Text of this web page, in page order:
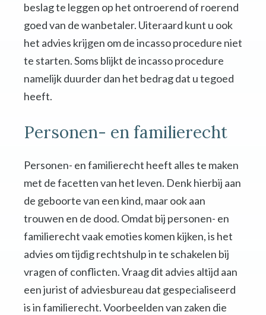
beslag te leggen op het ontroerend of roerend
goed van de wanbetaler. Uiteraard kunt u ook
het advies krijgen om de incasso procedure niet
te starten. Soms blijkt de incasso procedure
namelijk duurder dan het bedrag dat u tegoed
heeft.
Personen- en familierecht
Personen- en familierecht heeft alles te maken
met de facetten van het leven. Denk hierbij aan
de geboorte van een kind, maar ook aan
trouwen en de dood. Omdat bij personen- en
familierecht vaak emoties komen kijken, is het
advies om tijdig rechtshulp in te schakelen bij
vragen of conflicten. Vraag dit advies altijd aan
een jurist of adviesbureau dat gespecialiseerd
is in familierecht. Voorbeelden van zaken die